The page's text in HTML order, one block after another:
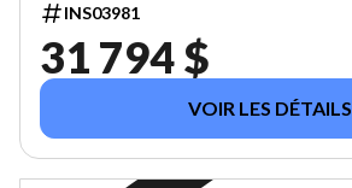
INS03981
31 794 $
VOIR LES DÉTAILS